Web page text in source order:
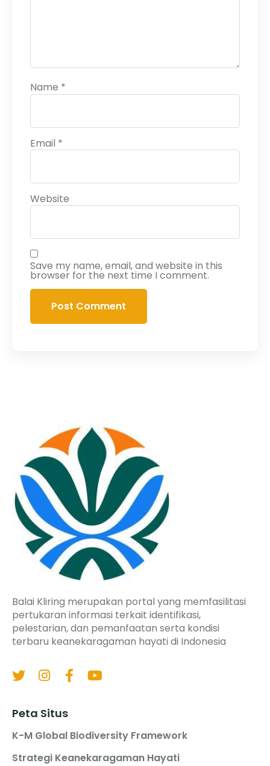
Name *
Email *
Website
Save my name, email, and website in this
browser for the next time I comment.
Balai Kliring merupakan portal yang memfasilitasi
pertukaran informasi terkait identifikasi,
pelestarian, dan pemanfaatan serta kondisi
terbaru keanekaragaman hayati di Indonesia
Peta Situs
K-M Global Biodiversity Framework
Strategi Keanekaragaman Hayati